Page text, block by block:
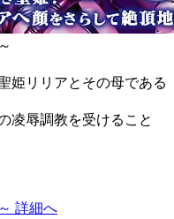
姫リリアとその母である
凌辱調教を受けること
詳細へ